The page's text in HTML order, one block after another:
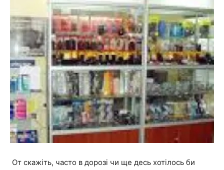
От скажіть, часто в дорозі чи ще десь хотілось би